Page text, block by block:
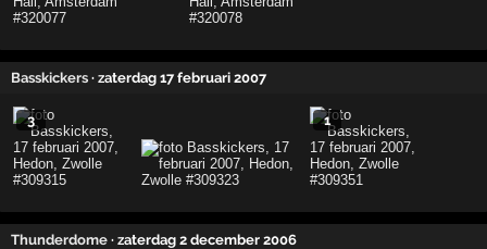
Basskickers · zaterdag 17 februari 2007
3 1
Thunderdome · zaterdag 2 december 2006